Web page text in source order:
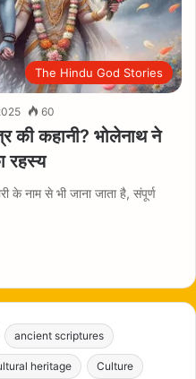
The Hindu God Stories
60
की कहानी? भोलेनाथ ने
रहस्य
के नाम से भी जाना जाता है, संपूर्ण
ancient scriptures
heritage Culture